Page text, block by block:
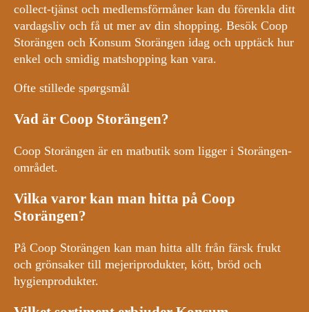
collect-tjänst och medlemsförmåner kan du förenkla ditt
vardagsliv och få ut mer av din shopping. Besök Coop
Storängen och Konsum Storängen idag och upptäck hur
enkel och smidig matshopping kan vara.
Ofte stillede spørgsmål
Vad är Coop Storängen?
Coop Storängen är en matbutik som ligger i Storängen-
området.
Vilka varor kan man hitta på Coop
Storängen?
På Coop Storängen kan man hitta allt från färsk frukt
och grönsaker till mejeriprodukter, kött, bröd och
hygienprodukter.